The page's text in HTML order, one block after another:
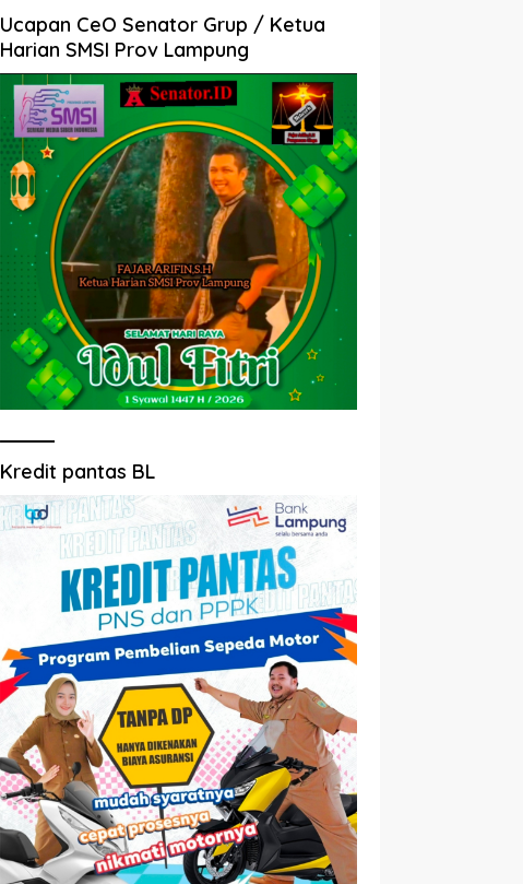
Ucapan CeO Senator Grup / Ketua
Harian SMSI Prov Lampung
Kredit pantas BL